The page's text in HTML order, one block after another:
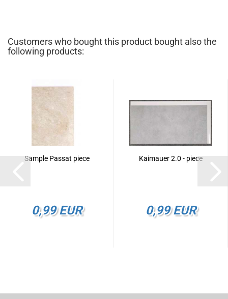
Customers who bought this product bought also the
following products:
Sample Passat piece
0,99 EUR
Kaimauer 2.0 - piece
0,99 EUR